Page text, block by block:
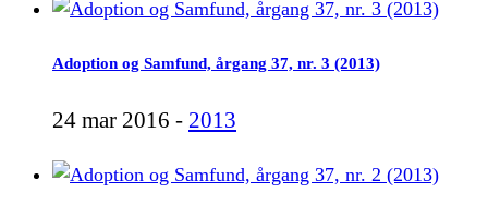
Adoption og Samfund, årgang 37, nr. 3 (2013)
24 mar 2016 - 2013